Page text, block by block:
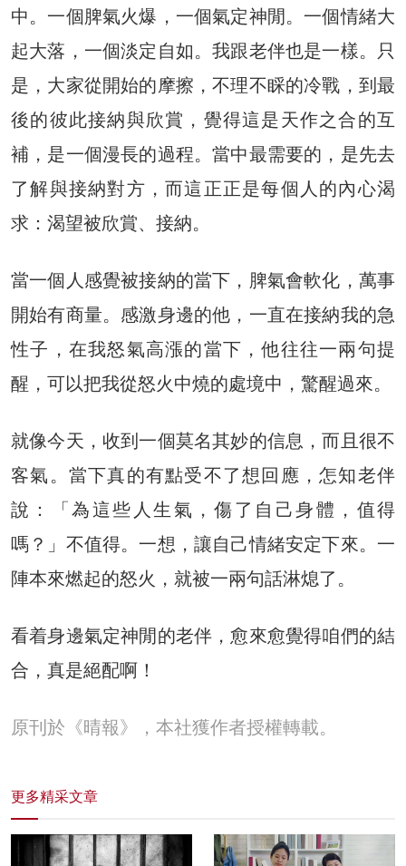
中。一個脾氣火爆，一個氣定神閒。一個情緒大
起大落，一個淡定自如。我跟老伴也是一樣。只
是，大家從開始的摩擦，不理不睬的冷戰，到最
後的彼此接納與欣賞，覺得這是天作之合的互
補，是一個漫長的過程。當中最需要的，是先去
了解與接納對方，而這正正是每個人的內心渴
求：渴望被欣賞、接納。
當一個人感覺被接納的當下，脾氣會軟化，萬事
開始有商量。感激身邊的他，一直在接納我的急
性子，在我怒氣高漲的當下，他往往一兩句提
醒，可以把我從怒火中燒的處境中，驚醒過來。
就像今天，收到一個莫名其妙的信息，而且很不
客氣。當下真的有點受不了想回應，怎知老伴
說：「為這些人生氣，傷了自己身體，值得
嗎？」不值得。一想，讓自己情緒安定下來。一
陣本來燃起的怒火，就被一兩句話淋熄了。
看着身邊氣定神閒的老伴，愈來愈覺得咱們的結
合，真是絕配啊！
原刊於《晴報》，本社獲作者授權轉載。
更多精采文章